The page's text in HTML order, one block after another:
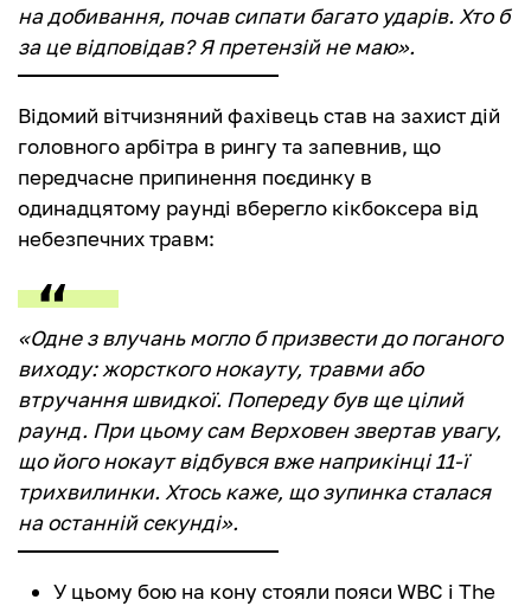
на добивання, почав сипати багато ударів. Хто б
за це відповідав? Я претензій не маю».
Відомий вітчизняний фахівець став на захист дій
головного арбітра в рингу та запевнив, що
передчасне припинення поєдинку в
одинадцятому раунді вберегло кікбоксера від
небезпечних травм:
«Одне з влучань могло б призвести до поганого
виходу: жорсткого нокауту, травми або
втручання швидкої. Попереду був ще цілий
раунд. При цьому сам Верховен звертав увагу,
що його нокаут відбувся вже наприкінці 11-ї
трихвилинки. Хтось каже, що зупинка сталася
на останній секунді».
У цьому бою на кону стояли пояси WBC і The